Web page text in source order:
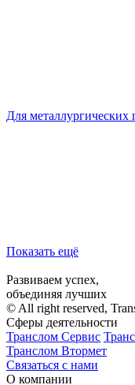
Для
Показать ещё
Развиваем успех,
объединяя лучших
© All right reserved,
Сферы деятельности
Транслом Сервис
Транслом Втормет
Связаться с нами
О компании